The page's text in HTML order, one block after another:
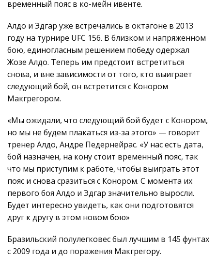
временный пояс в ко-мейн ивенте.
Алдо и Эдгар уже встречались в октагоне в 2013
году на турнире UFC 156. В близком и напряженном
бою, единогласным решением победу одержал
Жозе Алдо. Теперь им предстоит встретиться
снова, и вне зависимости от того, кто выиграет
следующий бой, он встретится с Конором
Макгрегором.
«Мы ожидали, что следующий бой будет с Конором,
но мы не будем плакаться из-за этого» — говорит
тренер Алдо, Андре Педернейрас. «У нас есть дата,
бой назначен, на кону стоит временный пояс, так
что мы приступим к работе, чтобы выиграть этот
пояс и снова сразиться с Конором. С момента их
первого боя Алдо и Эдгар значительно выросли.
Будет интересно увидеть, как они подготовятся
друг к другу в этом новом бою»
Бразильский полулегковес был лучшим в 145 фунтах
с 2009 года и до поражения Макгрегору.